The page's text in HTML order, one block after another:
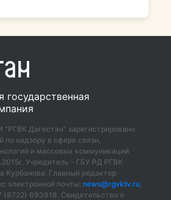
государственная
Дагестан" зарегистрировано
надзору в сфере связи,
и массовых коммуникаций
Учредитель - ГБУ РД РГВК
Курбанова. Главный редактор
электронной почты:news@rgvktv.ru
(8722) 693918. Свидетельство о